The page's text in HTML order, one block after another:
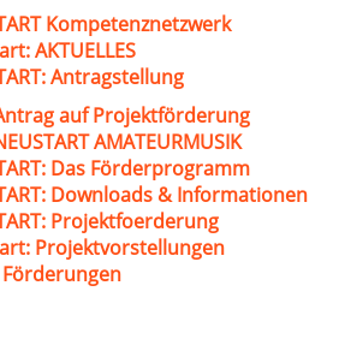
Kompetenznetzwerk
AKTUELLES
Antragstellung
auf Projektförderung
AMATEURMUSIK
Das Förderprogramm
Downloads & Informationen
Projektfoerderung
Projektvorstellungen
Förderungen